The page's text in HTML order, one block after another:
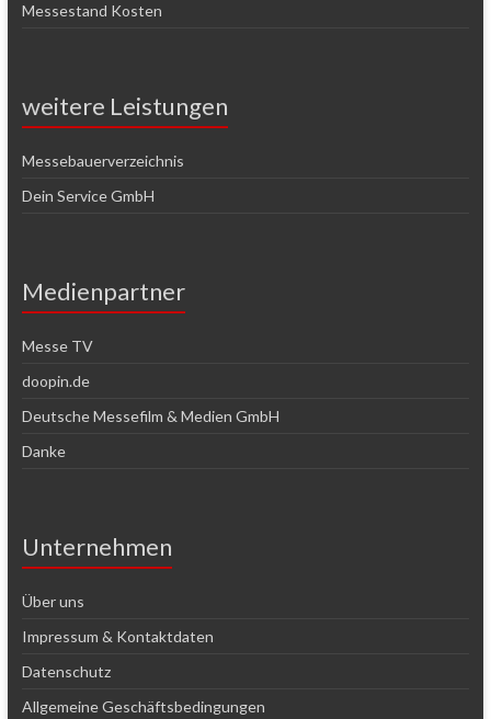
Messestand Kosten
weitere Leistungen
Messebauerverzeichnis
Dein Service GmbH
Medienpartner
Messe TV
doopin.de
Deutsche Messefilm & Medien GmbH
Danke
Unternehmen
Über uns
Impressum & Kontaktdaten
Datenschutz
Allgemeine Geschäftsbedingungen